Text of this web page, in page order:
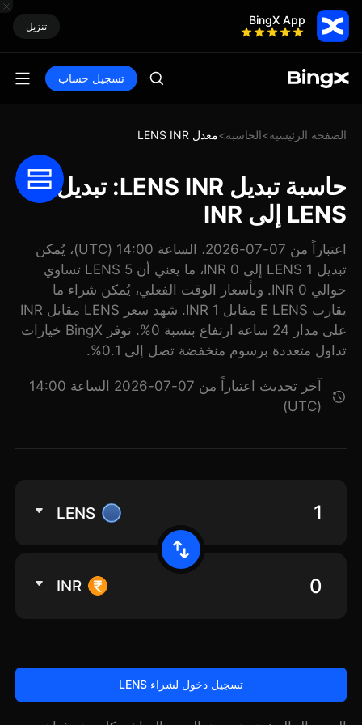
BingX App تنزيل
تسجيل حساب
الصفحة الرئيسية>الحاسبة>معدل LENS INR
حاسبة تبديل LENS INR: تبديل
LENS إلى INR
اعتباراً من 07-07-2026، الساعة 14:00 (UTC)، يُمكن
تبديل 1 LENS إلى 0 INR، ما يعني أن 5 LENS تساوي
حوالي 0 INR. وبأسعار الوقت الفعلي، يُمكن شراء ما
يقارب E LENS مقابل 1 INR. شهد سعر LENS مقابل INR
على مدار 24 ساعة ارتفاع بنسبة 0%. توفر BingX خيارات
تداول متعددة برسوم منخفضة تصل إلى 0.1%.
آخر تحديث اعتباراً من 07-07-2026 الساعة 14:00
(UTC)
LENS
INR
تسجيل دخول لشراء LENS